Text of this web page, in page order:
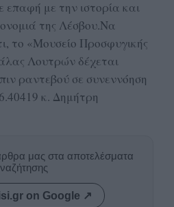
επαφή με την ιστορία και
της Λέσβου.Να
το «Μουσείο Προσφυγικής
Λουτρών δέχεται
ραντεβού σε συνεννόηση
κ. Δημήτρη
μας στα αποτελέσματα
on Google ↗